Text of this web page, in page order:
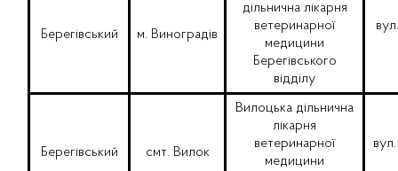
Берегівський м. Виноградів
дільнична лікарня
ветеринарної
медицини
Берегівського
відділу
Берегівський смт. Вилок
Вилоцька дільнична
лікарня
ветеринарної
медицини